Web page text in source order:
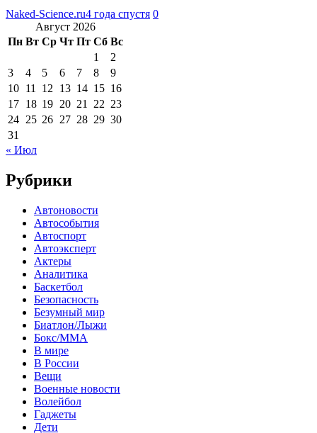
Naked-Science.ru4 года спустя 0
Август 2026
Пн Вт Ср Чт Пт Сб Вс
1
2
3
4 5 6 7 8
9
10 11 12 13 14 15 16
17 18 19 20 21 22 23
24 25 26 27 28 29 30
31
« Июл
Рубрики
Автоновости
Автособытия
Автоспорт
Автоэксперт
Актеры
Аналитика
Баскетбол
Безопасность
Безумный мир
Биатлон/Лыжи
Бокс/MMA
В мире
В России
Вещи
Военные новости
Волейбол
Гаджеты
Дети